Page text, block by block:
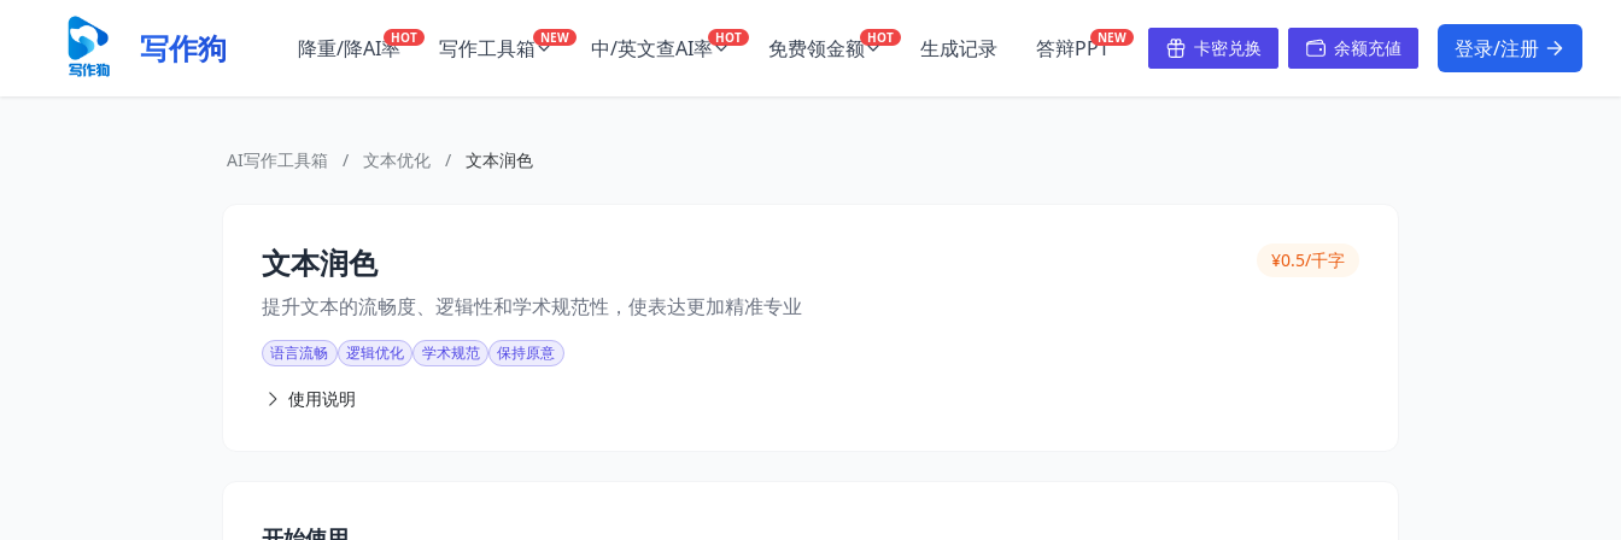
写作狗 降重/降AI率HOT 写作工具箱 NEW 中/英文查AI率 HOT 免费领金额 HOT 生成记录 答辩PPTNEW 卡密兑换 余额充値 登录/注册
AI写作工具箱 / 文本优化 / 文本润色
文本润色 ¥0.5/千字
提升文本的流畅度、逻辑性和学术规范性，使表达更加精准专业
语言流畅 逻辑优化 学术规范 保持原意
使用说明